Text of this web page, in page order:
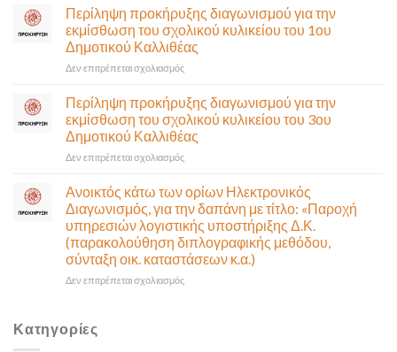
10
Αυγούστου-
Ένα
αναγκαίο
σημαντικό
έργο
υποδομής
ολοκληρώθηκε
σε
έκτακτη
συνεδρίαση
της
Δημοτικής
που
θα
γίνει
δια
ζώσης
αίθουσα
Δημοτικού
Συμβουλίου)
&
με
τηλεδιάσκεψη
(μικτή
Περίληψη προκήρυξης διαγωνισμού για την
εκμίσθωση του σχολικού κυλικείου του 1ου
Δημοτικού Καλλιθέας
Δεν επιτρέπεται σχολιασμόςστο
προκήρυξης
διαγωνισμού
για
την
εκμίσθωση
σχολικού
κυλικείου
του
1ου
Δημοτικού
Καλλιθέας
Περίληψη προκήρυξης διαγωνισμού για την
εκμίσθωση του σχολικού κυλικείου του 3ου
Δημοτικού Καλλιθέας
Δεν επιτρέπεται σχολιασμόςστο
προκήρυξης
διαγωνισμού
για
την
εκμίσθωση
του
σχολικού
Ανοικτός κάτω των ορίων Ηλεκτρονικός
Διαγωνισμός, για την δαπάνη με τίτλο: «Παροχή
υπηρεσιών λογιστικής υποστήριξης Δ.Κ.
(παρακολούθηση διπλογραφικής μεθόδου,
σύνταξη οικ. καταστάσεων κ.α.)
Δεν επιτρέπεται σχολιασμόςστο
Κατηγορίες